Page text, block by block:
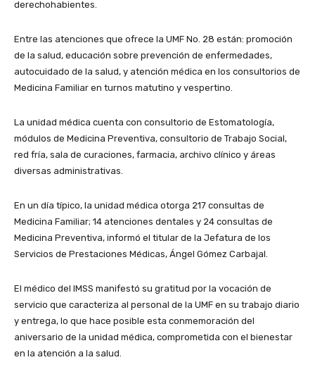
derechohabientes.
Entre las atenciones que ofrece la UMF No. 28 están: promoción
de la salud, educación sobre prevención de enfermedades,
autocuidado de la salud, y atención médica en los consultorios de
Medicina Familiar en turnos matutino y vespertino.
La unidad médica cuenta con consultorio de Estomatología,
módulos de Medicina Preventiva, consultorio de Trabajo Social,
red fría, sala de curaciones, farmacia, archivo clínico y áreas
diversas administrativas.
En un día típico, la unidad médica otorga 217 consultas de
Medicina Familiar; 14 atenciones dentales y 24 consultas de
Medicina Preventiva, informó el titular de la Jefatura de los
Servicios de Prestaciones Médicas, Ángel Gómez Carbajal.
El médico del IMSS manifestó su gratitud por la vocación de
servicio que caracteriza al personal de la UMF en su trabajo diario
y entrega, lo que hace posible esta conmemoración del
aniversario de la unidad médica, comprometida con el bienestar
en la atención a la salud.